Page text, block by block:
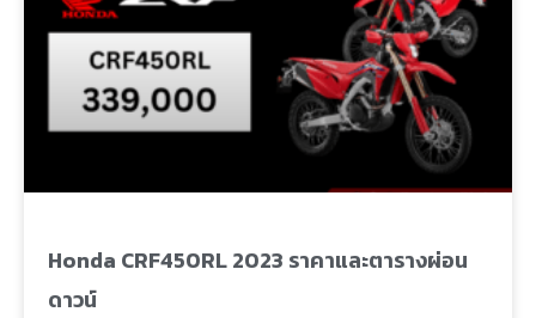
Honda CRF450RL 2023 ราคาและตารางผ่อน
ดาวน์